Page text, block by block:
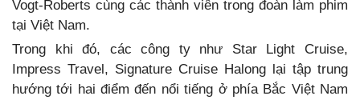
Vogt-Roberts cùng các thành viên trong đoàn làm phim
tại Việt Nam.
Trong khi đó, các công ty như Star Light Cruise,
Impress Travel, Signature Cruise Halong lại tập trung
hướng tới hai điểm đến nổi tiếng ở phía Bắc Việt Nam